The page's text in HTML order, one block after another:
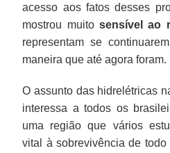
acesso aos fatos desses
mostrou muitosensível ao
representam se
maneira que até agora foram.
O assunto das hidrelétricas
interessa a todos os
uma região que vários
vital à sobrevivência de